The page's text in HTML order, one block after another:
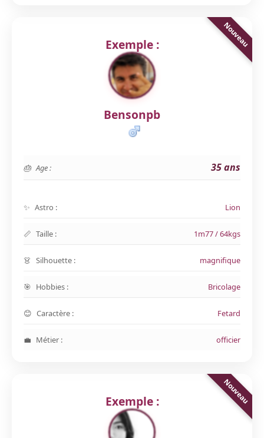
Exemple :
Bensonpb
Age : 35 ans
Astro : Lion
Taille : 1m77 / 64kgs
Silhouette : magnifique
Hobbies : Bricolage
Caractère : Fetard
Métier : officier
Exemple :